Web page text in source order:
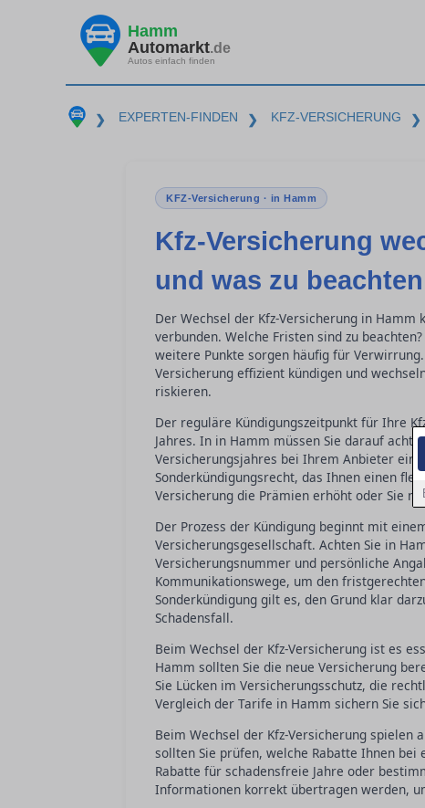
Hamm
Automarkt.de
Autos einfach finden
❯ EXPERTEN-FINDEN ❯ KFZ-VERSICHERUNG ❯
KFZ-Versicherung · in Hamm
Kfz-Versicherung
und was zu
Der Wechsel der Kfz-Versicherung in
verbunden. Welche Fristen sind zu
weitere Punkte sorgen häufig für
Versicherung effizient kündigen und
riskieren.
Der reguläre Kündigungszeitpunkt für Ihre
Jahres. In in Hamm müssen Sie darauf
Versicherungsjahres bei Ihrem Anbieter
Sonderkündigungsrecht, das Ihnen einen
Versicherung die Prämien erhöht oder Sie
Der Prozess der Kündigung beginnt mit
Versicherungsgesellschaft. Achten Sie in
Versicherungsnummer und persönliche
Kommunikationswege, um den
Sonderkündigung gilt es, den Grund klar
Schadensfall.
Beim Wechsel der Kfz-Versicherung ist es
Hamm sollten Sie die neue Versicherung
Sie Lücken im Versicherungsschutz, die
Vergleich der Tarife in Hamm sichern Sie
Beim Wechsel der Kfz-Versicherung
sollten Sie prüfen, welche Rabatte Ihnen
Rabatte für schadensfreie Jahre oder
Informationen korrekt übertragen werden,